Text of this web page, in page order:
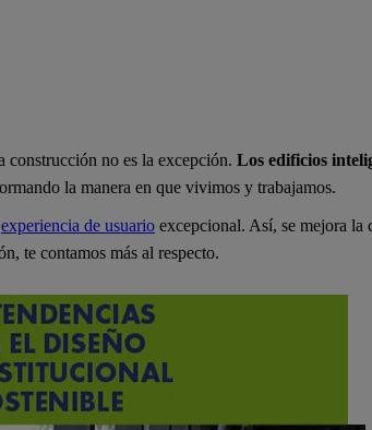
construcción no es la excepción. Los edificios
la manera en que vivimos y trabajamos.
experiencia de usuarioexcepcional. Así, se mejora la
te contamos más al respecto.